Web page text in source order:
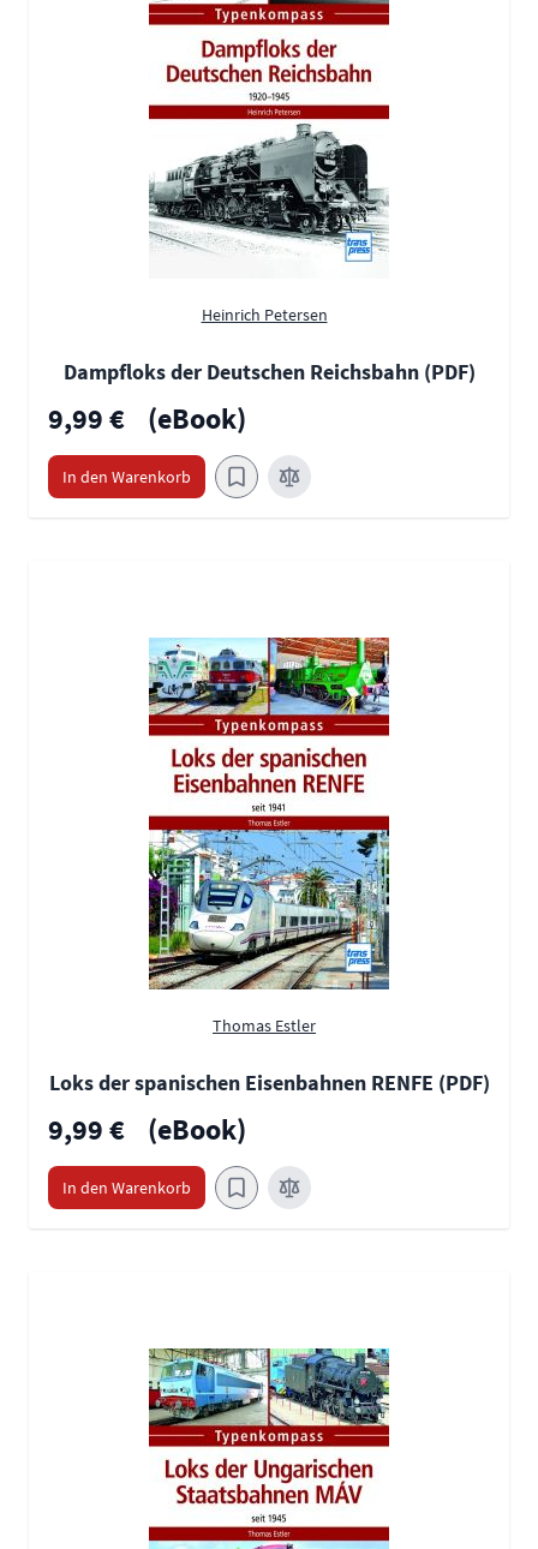
Heinrich Petersen
Dampfloks der Deutschen Reichsbahn (PDF)
9,99 € (eBook)
In den Warenkorb
Thomas Estler
Loks der spanischen Eisenbahnen RENFE (PDF)
9,99 € (eBook)
In den Warenkorb